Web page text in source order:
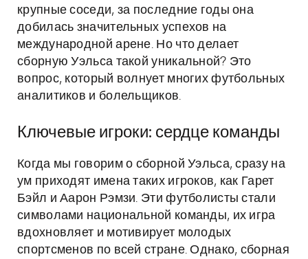
крупные соседи, за последние годы она
добилась значительных успехов на
международной арене. Но что делает
сборную Уэльса такой уникальной? Это
вопрос, который волнует многих футбольных
аналитиков и болельщиков.
Ключевые игроки: сердце команды
Когда мы говорим о сборной Уэльса, сразу на
ум приходят имена таких игроков, как Гарет
Бэйл и Аарон Рэмзи. Эти футболисты стали
символами национальной команды, их игра
вдохновляет и мотивирует молодых
спортсменов по всей стране. Однако, сборная